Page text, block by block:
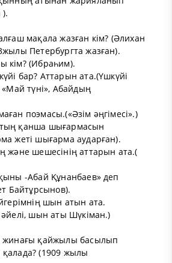
мақала жазған кім? (Әлихан
Петербургта жазған).
кім? (Ибраһим).
бар? Аттарын ата.(Үшкүйі
түні», Абайдың
поэмасы.(«Әзім әңгімесі».)
қанша шығармасын
жеті шығарма аударған).
және шешесінің аттарын ата.(
-Абай Құнанбаев» деп
Байтұрсынов).
шын атын ата.
шын аты Шүкіман.)
жинағы қайжылы басылып
(1909 жылы